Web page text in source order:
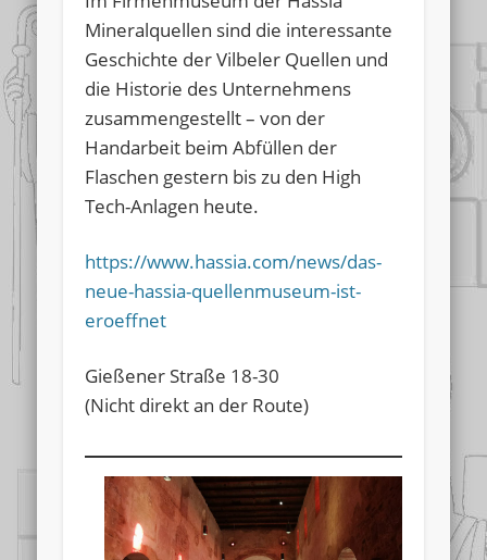
Mineralquellen sind die interessante
Geschichte der Vilbeler Quellen und
die Historie des Unternehmens
zusammengestellt – von der
Handarbeit beim Abfüllen der
Flaschen gestern bis zu den High
Tech-Anlagen heute.
https://www.hassia.com/news/das-
neue-hassia-quellenmuseum-ist-
eroeffnet
Gießener Straße 18-30
(Nicht direkt an der Route)